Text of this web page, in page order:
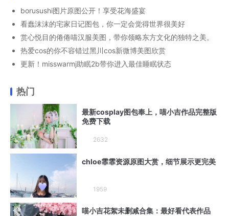
borusushi图片原图公开！享受花海盛宴
看蠢沫沫的宅家日记图包，你一定会觉得世界很美好
赏心悦目的倦倦喵汉服美图，带你领略东方文化的独特之美。
热爱cos的你不容错过黑川cos新微博美图欣赏
更新！misswarmj助眠2b带你进入最佳睡眠状态
热门
最新cosplay图包奉上，喵小吉作品完整版
免费下载
2632
chloe霏霏资源原图大赏，细节展示更完美
1959
喵小吉花絮未删减合集：最好看代表作品